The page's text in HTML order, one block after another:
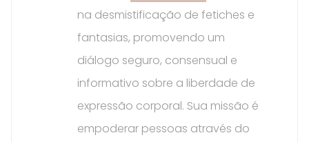
na desmistificação de fetiches e
fantasias, promovendo um
diálogo seguro, consensual e
informativo sobre a liberdade de
expressão corporal. Sua missão é
empoderar pessoas através do